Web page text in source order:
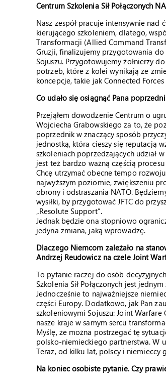
Centrum Szkolenia Sił Połączonych
Nasz zespół pracuje intensywnie
kierującego szkoleniem, dlatego,
Transformacji (Allied Command
Gruzji, finalizujemy przygotowania do
Sojuszu. Przygotowujemy żołnierzy
potrzeb, które z kolei wynikają ze
koncepcje, takie jak Connected
Co udało się osiągnąć Pana
Przejąłem dowodzenie Centrum o
Wojciecha Grabowskiego za to, że
poprzednik w znaczący sposób
jednostką, która cieszy się reputacją
szkoleniach poprzedzających udział
jest też bardzo ważną częścią
Chcę utrzymać obecne tempo
najwyższym poziomie, zwiększeniu
obrony i odstraszania NATO.
wysiłki, by przygotować JFTC do
„Resolute Support”.
Jednak będzie ona stopniowo
jedyna zmiana, jaką wprowadzę.
Dlaczego Niemcom zależało na
Andrzej Reudowicz na czele Joint
To pytanie raczej do osób
Szkolenia Sił Połączonych jest
Jednocześnie to najważniejsze
części Europy. Dodatkowo, jak Pan
szkoleniowymi Sojuszu: Joint Warfare
nasze kraje w samym sercu
Myślę, że można postrzegać tę
polsko-niemieckiego partnerstwa. W
Teraz, od kilku lat, polscy i niemieccy
Na koniec osobiste pytanie. Czy